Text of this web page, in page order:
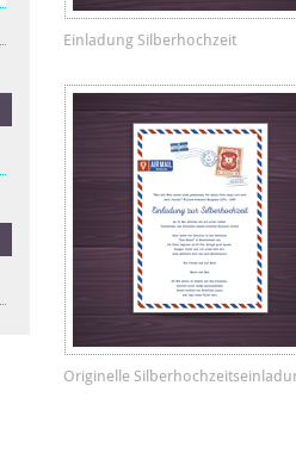
Einladung Silberhochzeit
Originelle